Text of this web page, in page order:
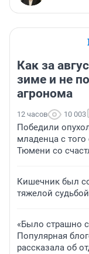
Как за
зиме и не
агронома
12 часов 10 003
Победили
младенца с того
Тюмени со
Кишечник был
тяжелой
«Было страшно
Популярная
рассказала об